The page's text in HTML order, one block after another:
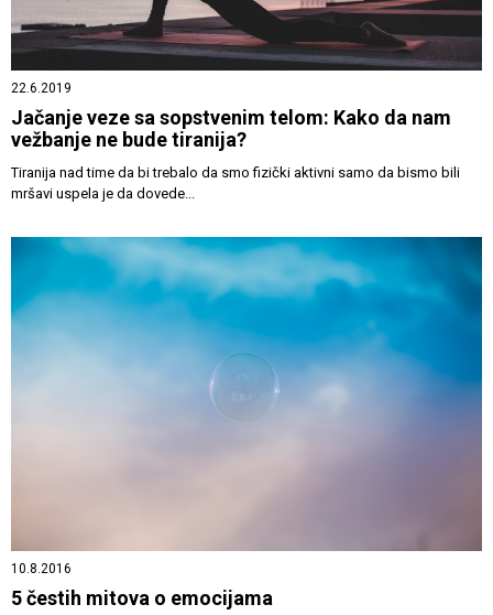
22.6.2019
Jačanje veze sa sopstvenim telom: Kako da nam
vežbanje ne bude tiranija?
Tiranija nad time da bi trebalo da smo fizički aktivni samo da bismo bili
mršavi uspela je da dovede...
10.8.2016
5 čestih mitova o emocijama